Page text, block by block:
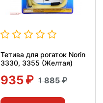
Тетива для рогаток Norin
3330, 3355 (Желтая)
935 1 885